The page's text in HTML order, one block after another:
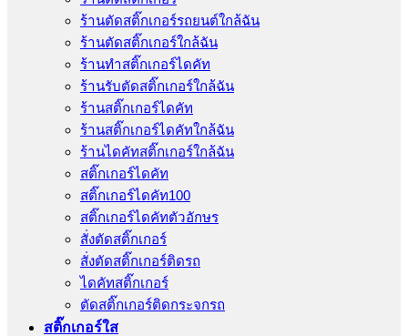
ร้านตัดสติ๊กเกอร์รถยนต์ใกล้ฉัน
ร้านตัดสติ๊กเกอร์ใกล้ฉัน
ร้านทําสติ๊กเกอร์ไดคัท
ร้านรับตัดสติ๊กเกอร์ใกล้ฉัน
ร้านสติ๊กเกอร์ไดคัท
ร้านสติ๊กเกอร์ไดคัทใกล้ฉัน
ร้านไดคัทสติ๊กเกอร์ใกล้ฉัน
สติ๊กเกอร์ไดคัท
สติ๊กเกอร์ไดคัท100
สติ๊กเกอร์ไดคัทตัวอักษร
สั่งตัดสติ๊กเกอร์
สั่งตัดสติ๊กเกอร์ติดรถ
ไดคัทสติ๊กเกอร์
ตัดสติ๊กเกอร์ติดกระจกรถ
สติ๊กเกอร์ใส